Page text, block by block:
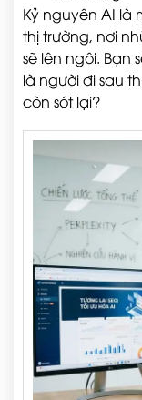
Kỷ nguyên AI là
thị trường, nơi
sẽ lên ngôi. Bạn
là người đi sau
còn sót lại?